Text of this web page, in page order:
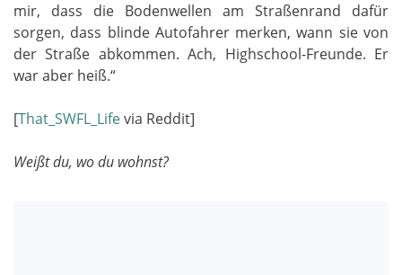
mir, dass die Bodenwellen am Straßenrand dafür
sorgen, dass blinde Autofahrer merken, wann sie von
der Straße abkommen. Ach, Highschool-Freunde. Er
war aber heiß.“
[That_SWFL_Lifevia Reddit]
Weißt du, wo du wohnst?